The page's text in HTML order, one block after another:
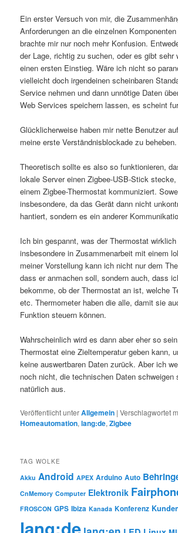
Ein erster Versuch von mir, die
Anforderungen an die einzelnen
brachte mir nur noch mehr Konfusion.
der Lage, richtig zu suchen, oder es gibt sehr
einen ersten Einstieg. Wäre ich nicht so
vielleicht doch irgendeinen scheinbaren
Service nehmen und dann unnötige Daten
Web Services speichern lassen, es scheint
Glücklicherweise haben mir nette Benutzer auf
meine erste Verständnisblockade zu beheben.
Theoretisch sollte es also so funktionieren,
lokale Server einen Zigbee-USB-Stick
einem Zigbee-Thermostat kommuniziert.
insbesondere, da das Gerät dann nicht
hantiert, sondern es ein anderer
Ich bin gespannt, was der Thermostat
insbesondere in Zusammenarbeit mit einem
meiner Vorstellung kann ich nicht nur dem
dass er anmachen soll, sondern auch, dass
bekomme, ob der Thermostat an ist, welche
etc. Thermometer haben die alle, damit sie
Funktion steuern können.
Wahrscheinlich wird es dann aber eher so
Thermostat eine Zieltemperatur geben kann,
keine auswertbaren Daten zurück. Aber ich
noch nicht, die technischen Daten schweigen
natürlich aus.
Veröffentlicht unterAllgemein |Verschlagwortet
Homeautomation,lang:de,Zigbee
TAG WOLKE
Akku Android APEX Arduino Auto
CnMemory Computer Elektronik
FROSCON GPS Ibiza Kanada Konferenz